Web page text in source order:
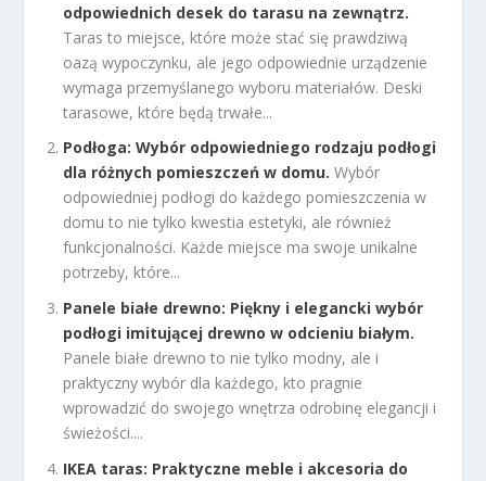
odpowiednich desek do tarasu na zewnątrz.
Taras to miejsce, które może stać się prawdziwą
oazą wypoczynku, ale jego odpowiednie urządzenie
wymaga przemyślanego wyboru materiałów. Deski
tarasowe, które będą trwałe...
Podłoga: Wybór odpowiedniego rodzaju podłogi
dla różnych pomieszczeń w domu. Wybór
odpowiedniej podłogi do każdego pomieszczenia w
domu to nie tylko kwestia estetyki, ale również
funkcjonalności. Każde miejsce ma swoje unikalne
potrzeby, które...
Panele białe drewno: Piękny i elegancki wybór
podłogi imitującej drewno w odcieniu białym.
Panele białe drewno to nie tylko modny, ale i
praktyczny wybór dla każdego, kto pragnie
wprowadzić do swojego wnętrza odrobinę elegancji i
świeżości....
IKEA taras: Praktyczne meble i akcesoria do